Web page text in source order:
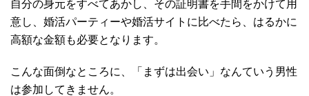
自分の身元をすべてあかし、その証明書を手間をかけて用
意し、婚活パーティーや婚活サイトに比べたら、はるかに
高額な金額も必要となります。
こんな面倒なところに、「まずは出会い」なんていう男性
は参加してきません。